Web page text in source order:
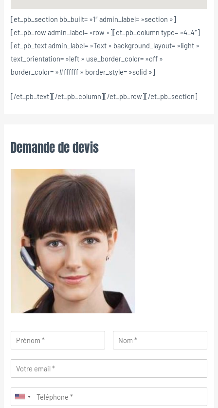
[et_pb_section bb_built= »1″ admin_label= »section »]
[et_pb_row admin_label= »row »][et_pb_column type= »4_4″]
[et_pb_text admin_label= »Text » background_layout= »light »
text_orientation= »left » use_border_color= »off »
border_color= »#ffffff » border_style= »solid »]
[/et_pb_text][/et_pb_column][/et_pb_row][/et_pb_section]
Demande de devis